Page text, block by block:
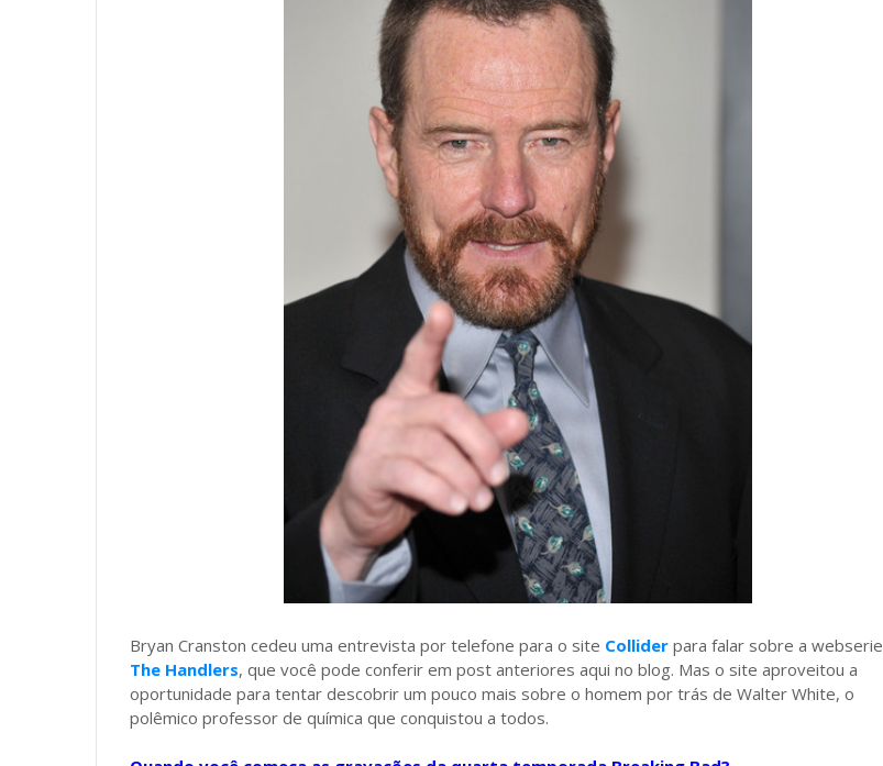
Bryan Cranston cedeu uma entrevista por telefone para o site Collider para falar sobre a webserie
The Handlers, que você pode conferir em post anteriores aqui no blog. Mas o site aproveitou a
oportunidade para tentar descobrir um pouco mais sobre o homem por trás de Walter White, o
polêmico professor de química que conquistou a todos.